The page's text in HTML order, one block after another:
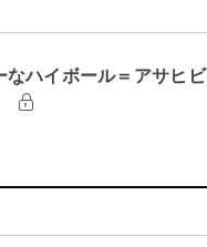
なハイボール＝アサヒビ